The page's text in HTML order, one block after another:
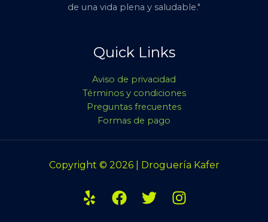
de una vida plena y saludable."
Quick Links
Aviso de privacidad
Términos y condiciones
Preguntas frecuentes
Formas de pago
Copyright © 2026 | Droguería Kafer